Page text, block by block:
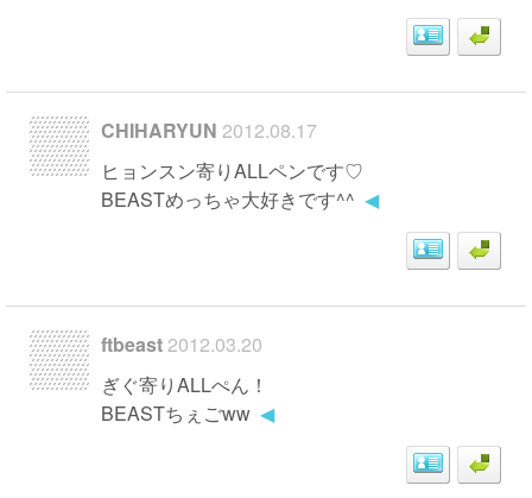
CHIHARYUN 2012.08.17
ヒョンスン寄りALLペンです♡
BEASTめっちゃ大好きです^^ ◀
ftbeast2012.03.20
ぎぐ寄りALLぺん！
BEASTちぇごww ◀